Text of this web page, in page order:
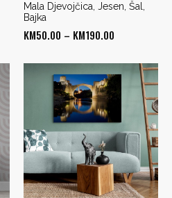
Mala Djevojčica, Jesen, Šal,
Bajka
KM50.00 – KM190.00
KM50.00
through
KM190.00